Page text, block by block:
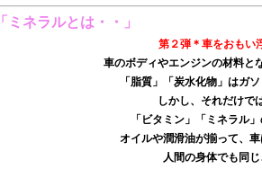
「ミネラルとは・・」
第２弾＊車をおもい
車のボディやエンジンの材料と
「脂質」「炭水化物」はガ
しかし、それだけで
「ビタミン」「ミネラル
オイルや潤滑油が揃って、
人間の身体でも同